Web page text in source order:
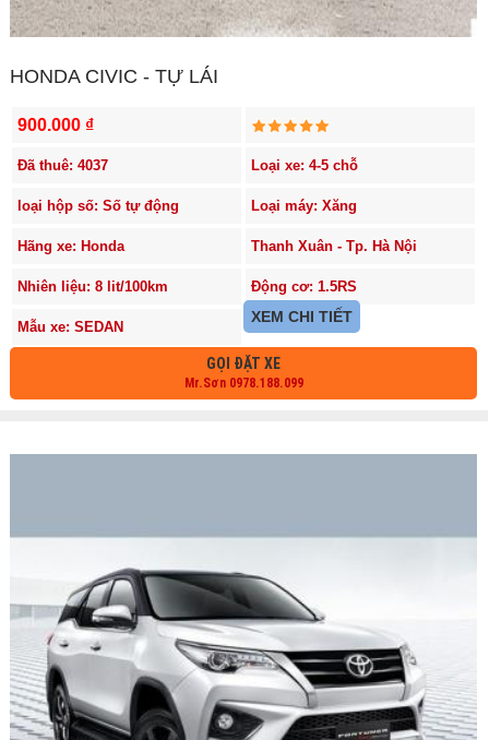
HONDA CIVIC - TỰ LÁI
900.000 ₫
Đã thuê: 4037 Loại xe: 4-5 chỗ
loại hộp số: Số tự động Loại máy: Xăng
Hãng xe: Honda Thanh Xuân - Tp. Hà Nội
Nhiên liệu: 8 lit/100km Động cơ: 1.5RS
Mẫu xe: SEDAN
XEM CHI TIẾT
GỌI ĐẶT XE
Mr.Sơn 0978.188.099